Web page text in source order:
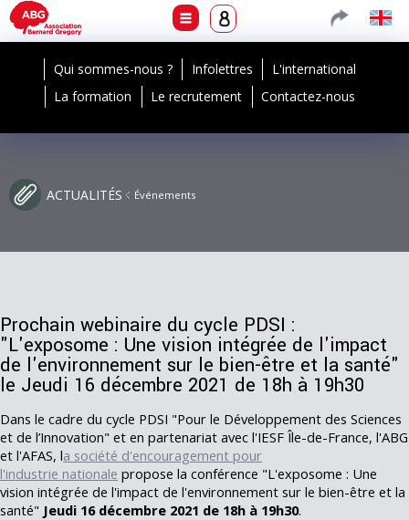
Qui sommes-nous ? Infolettres
L'international
La formation
Le recrutement Contactez-nous
ACTUALITÉS Événements
Prochain webinaire du cycle PDSI :
"L'exposome : Une vision intégrée de l'impact
de l'environnement sur le bien-être et la santé"
le Jeudi 16 décembre 2021 de 18h à 19h30
Dans le cadre du cycle PDSI "Pour le Développement des Sciences
et de l’Innovation" et en partenariat avec l'IESF Île-de-France, l'ABG
et l'AFAS, la société d'encouragement pour
l'industrie nationale propose la conférence "L'exposome : Une
vision intégrée de l'impact de l'environnement sur le bien-être et la
santé" Jeudi 16 décembre 2021 de 18h à 19h30.